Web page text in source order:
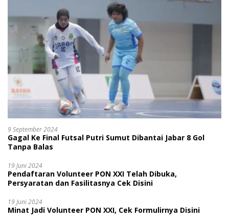
9 September 2024
Gagal Ke Final Futsal Putri Sumut Dibantai Jabar 8 Gol
Tanpa Balas
19 Juni 2024
Pendaftaran Volunteer PON XXI Telah Dibuka,
Persyaratan dan Fasilitasnya Cek Disini
19 Juni 2024
Minat Jadi Volunteer PON XXI, Cek Formulirnya Disini